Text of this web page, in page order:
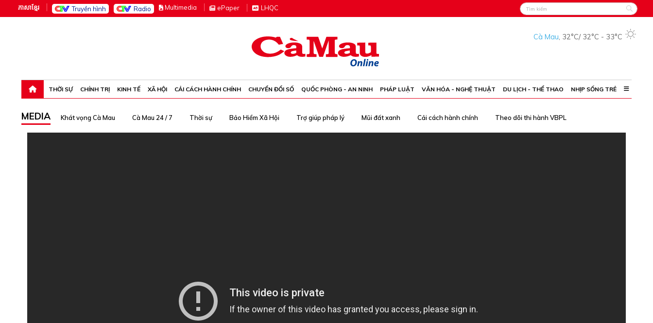
ភាសាខ្មែរ Truyền hình Radio Multimedia ePaper LHQC
Cà Mau, 32°C/ 32°C - 33°C
THỜI SỰ CHÍNH TRỊ KINH TẾ XÃ HỘI CẢI CÁCH HÀNH CHÍNH CHUYỂN ĐỔI SỐ QUỐC PHÒNG - AN NINH PHÁP LUẬT VĂN HÓA - NGHỆ THUẬT DU LỊCH - THỂ THAO NHỊP SỐNG TRẺ
MEDIA Khát vọng Cà Mau Cà Mau 24 / 7 Thời sự Bảo Hiểm Xã Hội Trợ giúp pháp lý Mũi đất xanh Cải cách hành chính Theo dõi thi hành VBPL